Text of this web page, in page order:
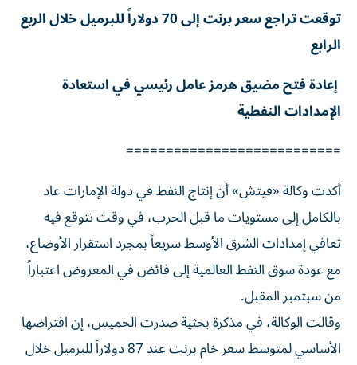
توقعت تراجع سعر برنت إلى 70 دولاراً للبرميل خلال الربع
الرابع
إعادة فتح مضيق هرمز عامل رئيسي في استعادة
الإمدادات النفطية
===========================
أكدت وكالة «فيتش» أن إنتاج النفط في دولة الإمارات عاد
بالكامل إلى مستويات ما قبل الحرب، في وقت تتوقع فيه
تعافي إمدادات الشرق الأوسط سريعاً بمجرد استقرار الأوضاع،
مع عودة سوق النفط العالمية إلى فائض في المعروض اعتباراً
من سبتمبر المقبل.
وقالت الوكالة، في مذكرة بحثية صدرت الخميس، إن افتراضها
الأساسي لمتوسط سعر خام برنت عند 87 دولاراً للبرميل خلال